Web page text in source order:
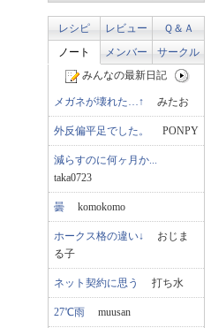
レシピ レビュー
Ｑ＆Ａ
ノート
メンバー
サークル
みんなの最新日記
メガネが壊れた…↑ みたお
外反偏平足でした。 PONPY
減らすのに何ヶ月か...
taka0723
曇 komokomo
ホークス格の違い↓ おじま
る子
ネット契約に思う 打ち水
27℃雨 muusan